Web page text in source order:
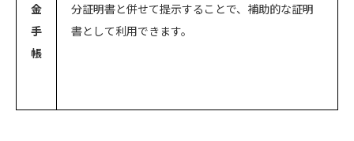
金
手
帳
分証明書と併せて提示することで、補助的な証明
書として利用できます。